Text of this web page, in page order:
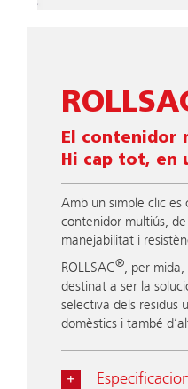
El contenidor
Hi cap tot, en
Amb un simple clic
contenidor multiús,
manejabilitat i
ROLLSAC®, per
destinat a ser la
selectiva dels residus
domèstics i també